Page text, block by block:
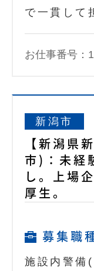
で一貫して
お仕事番号：
新潟市
【新潟県
市)：未経
し。上場
厚生。
募集職
施設内警備